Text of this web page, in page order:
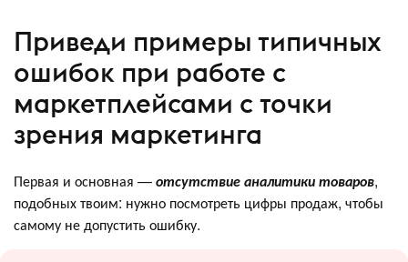
Приведи примеры типичных
ошибок при работе с
маркетплейсами с точки
зрения маркетинга
Первая и основная —отсутствие аналитики товаров,
подобных твоим: нужно посмотреть цифры продаж, чтобы
самому не допустить ошибку.